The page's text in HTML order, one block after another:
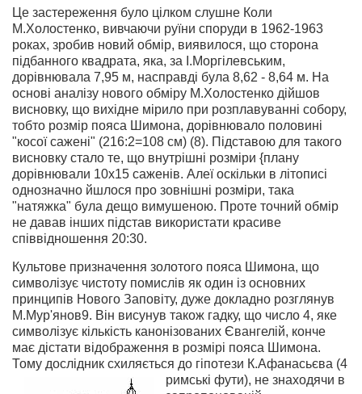
Це застереження було цілком слушне Коли
М.Холостенко, вивчаючи руїни споруди в 1962-1963
роках, зробив новий обмір, виявилося, що сторона
підбанного квадрата, яка, за І.Моргілевським,
дорівнювала 7,95 м, насправді була 8,62 - 8,64 м. На
основі аналізу нового обміру М.Холостенко дійшов
висновку, що вихідне мірило при розплавуванні собору,
тобто розмір пояса Шимона, дорівнювало половині
"косої сажені" (216:2=108 см) (8). Підставою для такого
висновку стало те, що внутрішні розміри {плану
дорівнювали 10x15 саженів. Алеї оскільки в літописі
однозначно йшлося про зовнішні розміри, така
"натяжка" була дещо вимушеною. Проте точний обмір
не давав інших підстав використати красиве
співвідношення 20:30.
Культове призначення золотого пояса Шимона, що
символізує чистоту помислів як один із основних
принципів Нового Заповіту, дуже докладно розглянув
М.Мур'янов9. Він висунув також гадку, що число 4, яке
символізує кількість канонізованих Євангелій, конче
має дістати відображення в розмірі пояса Шимона.
Тому дослідник схиляється до гіпотези К.Афанасьєва (4
римські фути), не знаходячи в